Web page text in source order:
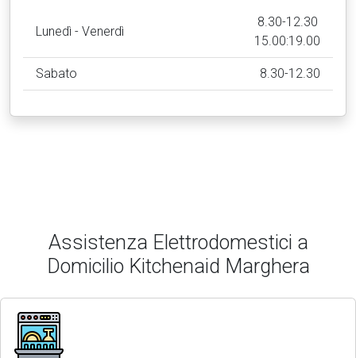
Lunedì - Venerdì
8.30-12.30
15.00:19.00
Sabato 8.30-12.30
Assistenza Elettrodomestici a
Domicilio Kitchenaid Marghera